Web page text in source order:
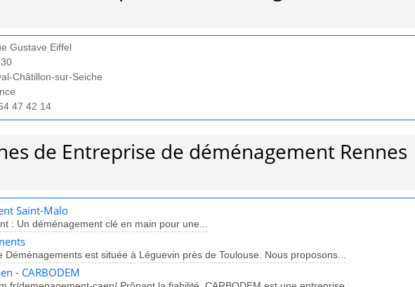
Gustave Eiffel
Châtillon-sur-Seiche
47 42 14
de Entreprise de déménagement Rennes
Saint-Malo
: Un déménagement clé en main pour une...
Déménagements est située à Léguevin près de Toulouse. Nous proposons...
- CARBODEM